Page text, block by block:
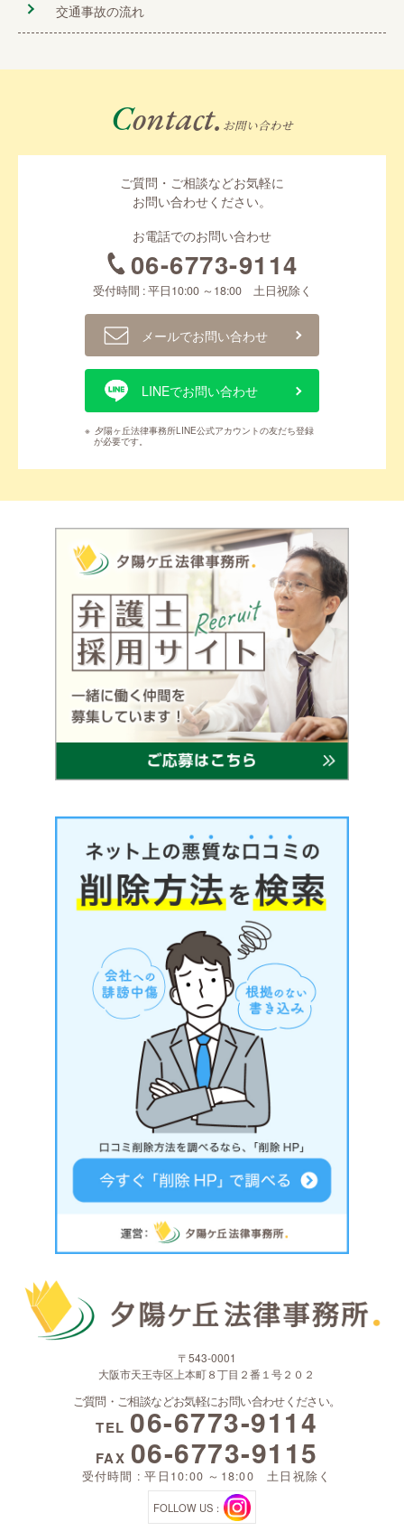
交通事故の流れ
Contact. お問い合わせ
ご質問・ご相談などお気軽に
お問い合わせください。
お電話でのお問い合わせ
06-6773-9114
受付時間 : 平日10:00 ～18:00 土日祝除く
メールでお問い合わせ
LINEでお問い合わせ
※ 夕陽ヶ丘法律事務所LINE公式アカウントの友だち登録
が必要です。
〒543-0001
大阪市天王寺区上本町８丁目２番１号２０２
ご質問・ご相談などお気軽にお問い合わせください。
TEL 06-6773-9114
FAX 06-6773-9115
受付時間 : 平日10:00 ～18:00 土日祝除く
FOLLOW US：